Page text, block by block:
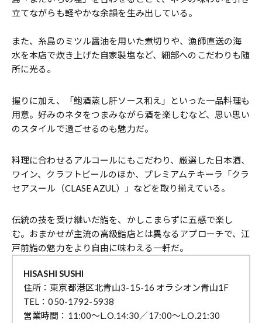
立てながらも軽やかな余韻を生み出している。
また、糸島のミツル醤油を用いた煮切りや、漁師直送の海
水を本店で炊き上げた自家製塩など、細部へのこだわりも随
所に光る。
握りに加え、「鮑酒蒸し肝ソース和え」といった一品料理も
用意。好みのネタをつまみながら酒を楽しむなど、思い思い
のスタイルで過ごせるのも魅力だ。
料理に合わせるアルコールにもこだわり、厳選した日本酒、
ワイン、クラフトビールのほか、プレミアムテキーラ「クラ
セアスール（CLASE AZUL）」などを取り揃えている。
伝統の技を受け継いだ鮨を、かしこまらずに五感で楽し
む。おまかせが主流の高級鮨店とは異なるアプローチで、江
戸前鮨の魅力をより自由に味わえる一軒だ。
HISASHI SUSHI
住所：東京都港区北青山3-15-16 オラシオン青山1F
TEL：050-1792-5938
営業時間：11:00〜L.O.14:30／17:00〜L.O.21:30